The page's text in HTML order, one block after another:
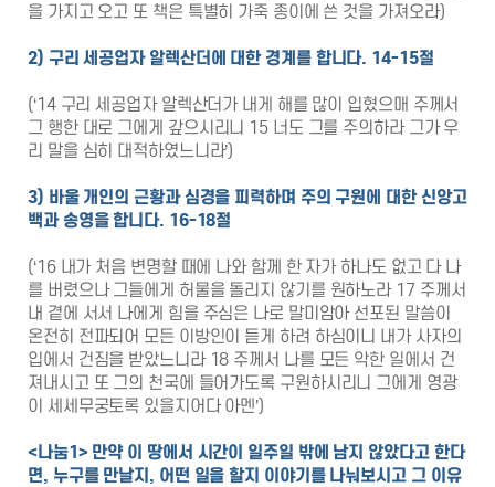
을 가지고 오고 또 책은 특별히 가죽 종이에 쓴 것을 가져오라)
2) 구리 세공업자 알렉산더에 대한 경계를 합니다. 14-15절
(‘14 구리 세공업자 알렉산더가 내게 해를 많이 입혔으매 주께서
그 행한 대로 그에게 갚으시리니 15 너도 그를 주의하라 그가 우
리 말을 심히 대적하였느니라’)
3) 바울 개인의 근황과 심경을 피력하며 주의 구원에 대한 신앙고
백과 송영을 합니다. 16-18절
(‘16 내가 처음 변명할 때에 나와 함께 한 자가 하나도 없고 다 나
를 버렸으나 그들에게 허물을 돌리지 않기를 원하노라 17 주께서
내 곁에 서서 나에게 힘을 주심은 나로 말미암아 선포된 말씀이
온전히 전파되어 모든 이방인이 듣게 하려 하심이니 내가 사자의
입에서 건짐을 받았느니라 18 주께서 나를 모든 악한 일에서 건
져내시고 또 그의 천국에 들어가도록 구원하시리니 그에게 영광
이 세세무궁토록 있을지어다 아멘’)
<나눔1> 만약 이 땅에서 시간이 일주일 밖에 남지 않았다고 한다
면, 누구를 만날지, 어떤 일을 할지 이야기를 나눠보시고 그 이유